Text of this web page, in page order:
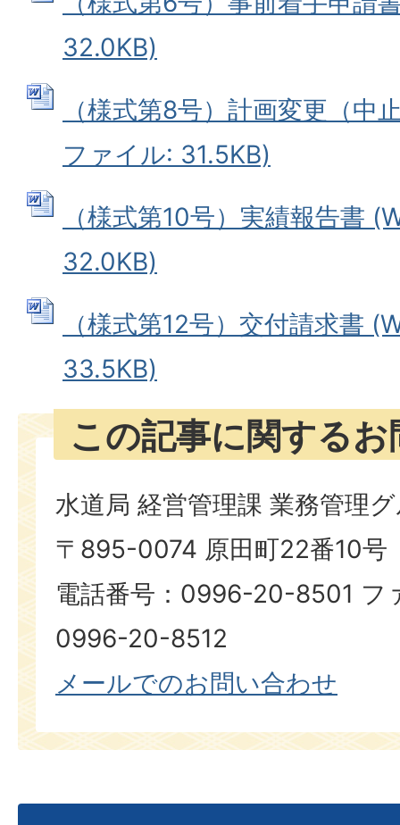
32.0KB)
（様式第8号）計画変更（中
ファイル: 31.5KB)
（様式第10号）実績報告書
32.0KB)
（様式第12号）交付請求書
33.5KB)
この記事に関する
水道局 経営管理課 業務管理
〒895-0074 原田町22番10号
電話番号：0996-20-8501 フ
0996-20-8512​​​​​​​
​​​​​​​メールでのお問い合わせ